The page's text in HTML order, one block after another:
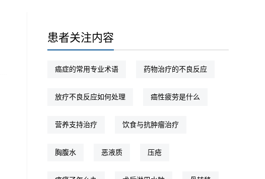
患者关注内容
癌症的常用专业术语 药物治疗的不良反应
放疗不良反应如何处理 癌性疲劳是什么
营养支持治疗 饮食与抗肿瘤治疗
胸腹水 恶液质 压疮